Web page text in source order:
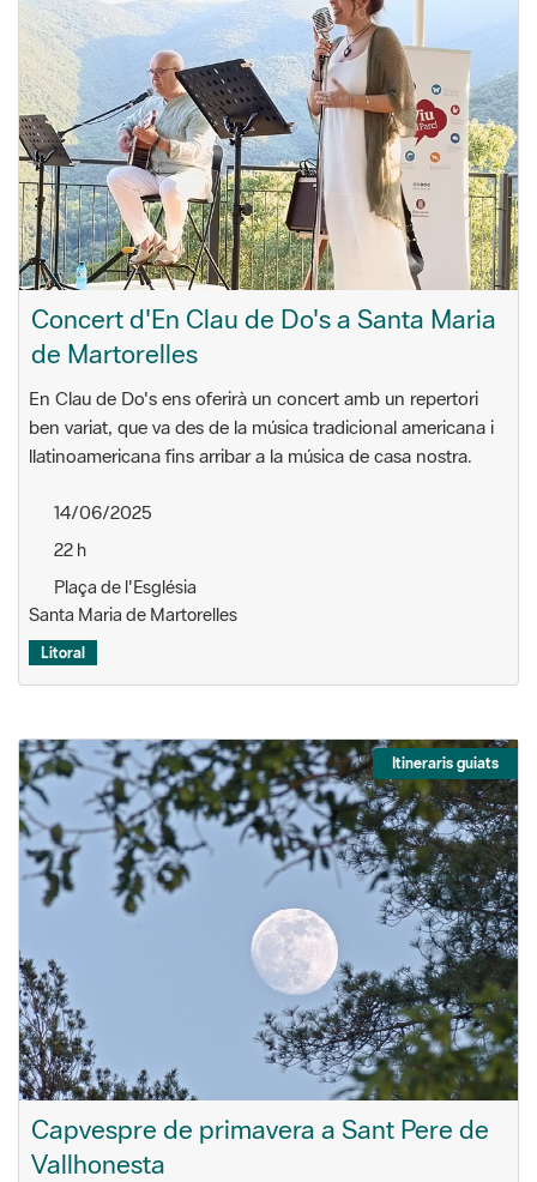
Concert d'En Clau de Do's a Santa Maria
de Martorelles
En Clau de Do's ens oferirà un concert amb un repertori
ben variat, que va des de la música tradicional americana i
llatinoamericana fins arribar a la música de casa nostra.
14/06/2025
22 h
Plaça de l'Església
Santa Maria de Martorelles
Litoral
Itineraris guiats
Capvespre de primavera a Sant Pere de
Vallhonesta